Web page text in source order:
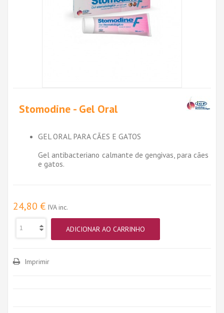
Stomodine - Gel Oral
GEL ORAL PARA CÃES E GATOS
Gel antibacteriano calmante de gengivas, para cães
e gatos.
24,80 € IVA inc.
ADICIONAR AO CARRINHO
Imprimir